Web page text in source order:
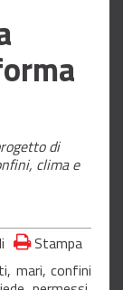
di
clima e
Stampa
mari, confini